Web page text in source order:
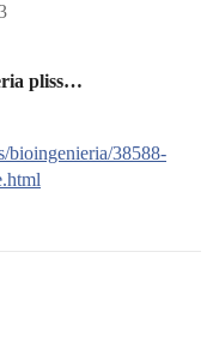
pliss…
bioingenieria/38588-